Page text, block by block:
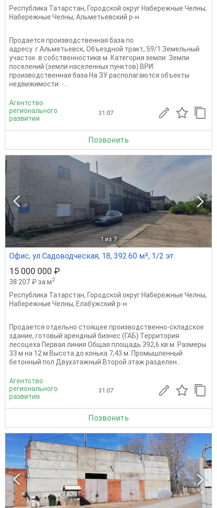
Республика Татарстан, Городской округ Набережные Челны,
Набережные Челны, Альметьевский р-н
Продается производственная база по
адресу г.Альметьевск, Объездной тракт, 59/1 Земельный
участок в собственностикв.м. Категория земли: Земли
поселений (земли населенных пунктов) ВРИ:
производственная база На ЗУ располагаются объекты
недвижимости: -...
Агентство
регионального
развития
31.07
Позвонить
1 из 7
Офис, ул Садоводческая, 18, 392.60 м², 1/2 эт.
15 000 000 ₽
38 207 ₽ за м2
Республика Татарстан, Городской округ Набережные Челны,
Набережные Челны, Елабужский р-н
Продается отдельно стоящее производственно-складское
здание, готовый арендный бизнес (ГАБ) Территория
лесоцеха Первая линия Общая площадь 392,6 кв.м. Размеры
33 м на 12 м Высота до конька 7,43 м. Промышленный
бетонный пол Двухэтажный Второй этаж разделен...
Агентство
регионального
развития
31.07
Позвонить